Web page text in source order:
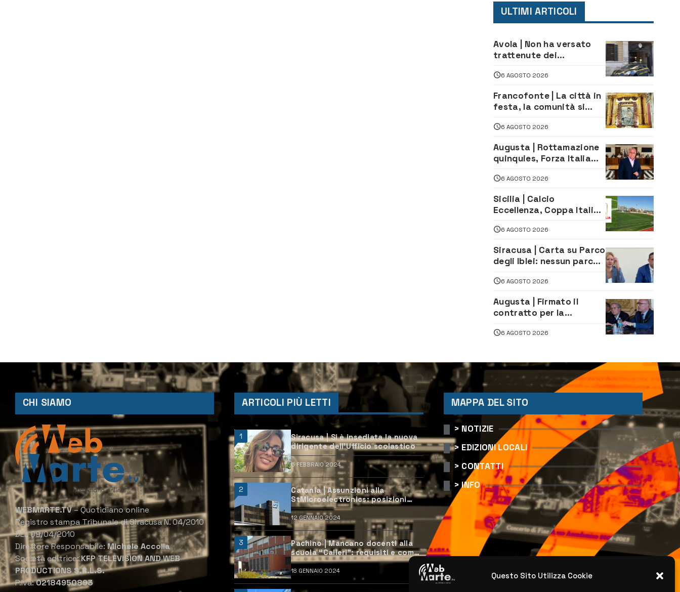
Questo Sito Utilizza Cookie
ULTIMI ARTICOLI
Avola | Non ha versato
trattenute dei
oltre 700 mila euro a
imprenditore della
climatizzazione
6 AGOSTO 2026
Francofonte | La città in
festa, la comunità si
della Neve tra fede e
tradizione
6 AGOSTO 2026
Augusta | Rottamazione
quinquies, Forza Italia
«La proposta è nostra»
6 AGOSTO 2026
Sicilia | Calcio
Eccellenza, Coppa Italia:
andata
6 AGOSTO 2026
Siracusa | Carta su Parco
degli Iblei: nessun parco
comunità e il territorio
6 AGOSTO 2026
Augusta | Firmato il
contratto per la
depuratore delle acque
6 AGOSTO 2026
CHI SIAMO
WEBMARTE.TV– Quotidiano online
Registro stampa Tribunale di Siracusa N. 04/2010
DEL 09/04/2010
Direttore Responsabile:Michele Accolla
Società editrice:KFP TELEVISION AND WEB
PRODUCTIONS S.R.L.S.
P.Iva:02184950893
ARTICOLI PIÙ LETTI
1
Siracusa | Si è insediata la nuova
dirigente dell’Ufficio scolastico
6 FEBBRAIO 2024
2
Catania | Assunzioni alla
StMicroelectronics: posizioni
aperte e come candidarsi
12 GENNAIO 2024
3
Pachino | Mancano docenti alla
scuola “Calleri”: requisiti e come
candidarsi
18 GENNAIO 2024
MAPPA DEL SITO
> NOTIZIE
> EDIZIONI LOCALI
> CONTATTI
> INFO